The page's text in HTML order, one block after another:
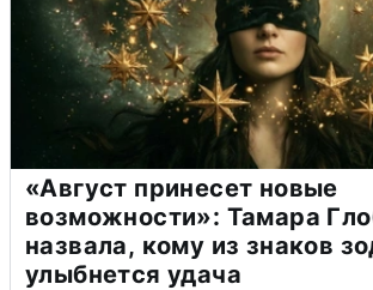
«Август принесет новые
возможности»: Тамара
назвала, кому из знаков
улыбнется удача